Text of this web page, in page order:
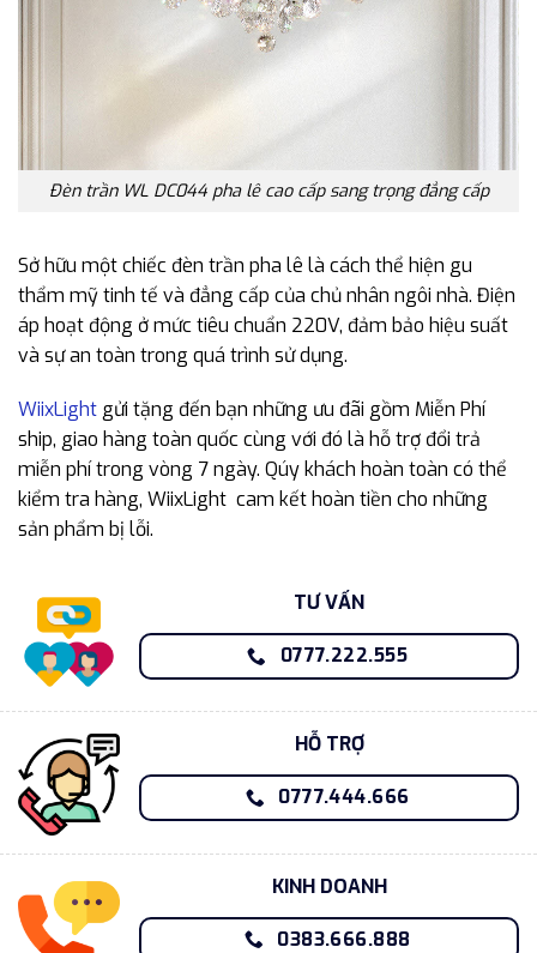
Đèn trần WL DC044 pha lê cao cấp sang trọng đẳng cấp
Sở hữu một chiếc đèn trần pha lê là cách thể hiện gu
thẩm mỹ tinh tế và đẳng cấp của chủ nhân ngôi nhà. Điện
áp hoạt động ở mức tiêu chuẩn 220V, đảm bảo hiệu suất
và sự an toàn trong quá trình sử dụng.
WiixLight gửi tặng đến bạn những ưu đãi gồm Miễn Phí
ship, giao hàng toàn quốc cùng với đó là hỗ trợ đổi trả
miễn phí trong vòng 7 ngày. Qúy khách hoàn toàn có thể
kiểm tra hàng, WiixLight cam kết hoàn tiền cho những
sản phẩm bị lỗi.
TƯ VẤN
0777.222.555
HỖ TRỢ
0777.444.666
KINH DOANH
0383.666.888